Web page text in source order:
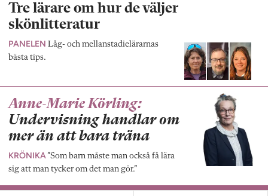
Tre lärare om hur de väljer
skönlitteratur
PANELEN Låg- och mellanstadielärarnas
bästa tips.
Anne-Marie Körling:
Undervisning handlar om
mer än att bara träna
KRÖNIKA ”Som barn måste man också få lära
sig att man tycker om det man gör.”